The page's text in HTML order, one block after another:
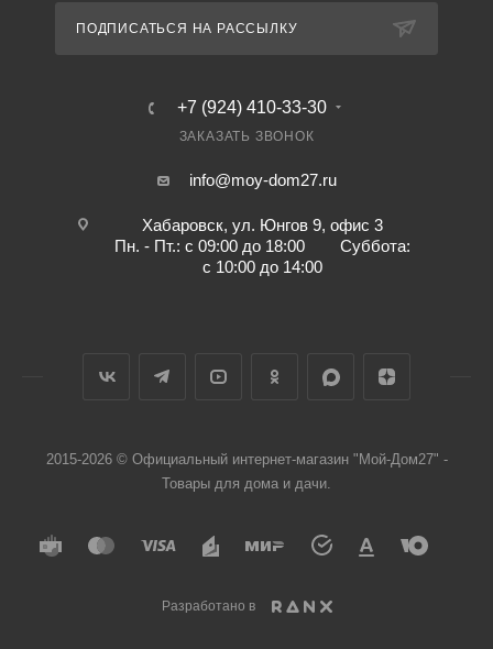
ПОДПИСАТЬСЯ НА РАССЫЛКУ
+7 (924) 410-33-30
ЗАКАЗАТЬ ЗВОНОК
info@moy-dom27.ru
Хабаровск, ул. Юнгов 9, офис 3
Пн. - Пт.: с 09:00 до 18:00 Суббота:
с 10:00 до 14:00
2015-2026 © Официальный интернет-магазин "Мой-Дом27" -
Товары для дома и дачи.
Разработано в